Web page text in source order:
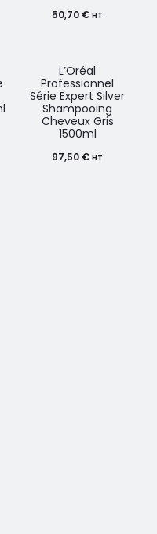
50,70 € HT
L’Oréal
Professionnel
Série Expert Silver
Shampooing
Cheveux Gris
1500ml
97,50 € HT